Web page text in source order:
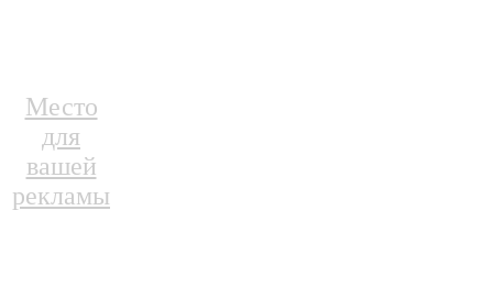
Место
для
вашей
рекламы